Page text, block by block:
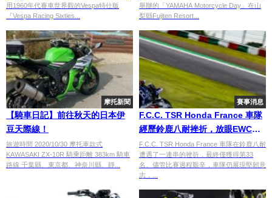
用1960年代賽車世界觀的Vespa特仕版
『Vespa Racing Sixties...
舉辦的「YAMAHA Motorcycle Day」在山
梨縣Fujiten Resort...
摩托新聞
【騎車日記】前往秋天的日本伊
豆天際線！
旅遊時間 2020/10/30 摩托車款式
KAWASAKI ZX-10R 騎乘距離 383km 騎車
路線 千葉縣、東京都、神奈川縣、靜...
賽事消息
F.C.C. TSR Honda France 車隊
經歷鈴鹿八耐挫折，放眼EWC決
賽逆襲
F.C.C. TSR Honda France 車隊在鈴鹿八耐
遭遇了一連串的挫折，最終僅獲得第33
名。儘管比賽過程艱辛，車隊仍展現堅韌意
志，...